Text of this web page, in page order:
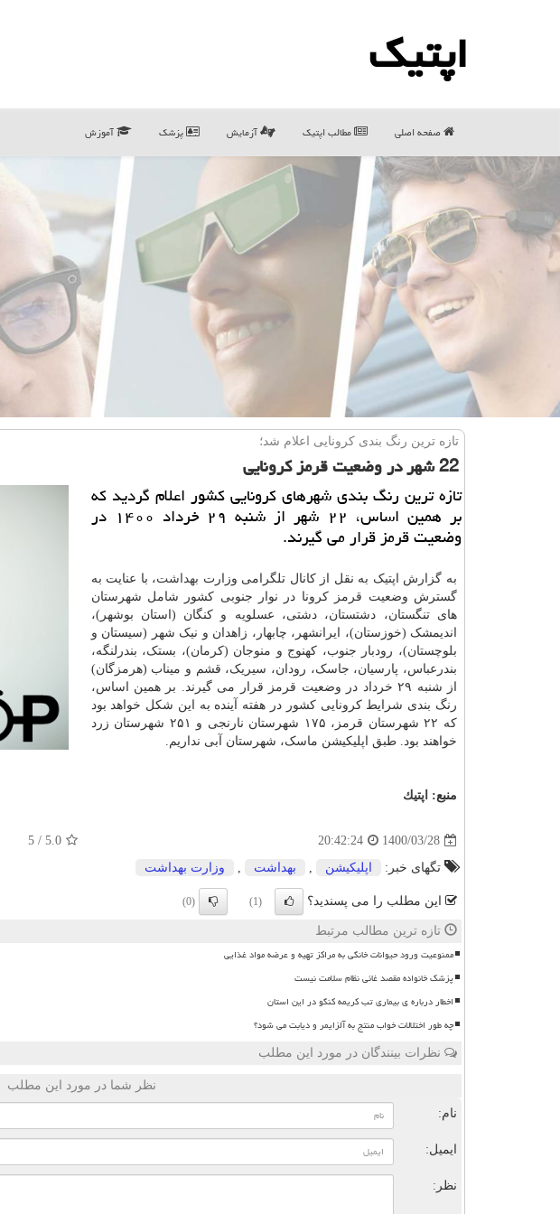
اپتیك
صفحه اصلی مطالب اپتیك آزمایش پزشک آموزش
تازه ترین رنگ بندی كرونایی اعلام شد؛
22 شهر در وضعیت قرمز كرونایی
تازه ترین رنگ بندی شهرهای کرونایی کشور اعلام گردید که
بر همین اساس، ۲۲ شهر از شنبه ۲۹ خرداد ۱۴۰۰ در
وضعیت قرمز قرار می گیرند.
به گزارش اپتیک به نقل از کانال تلگرامی وزارت بهداشت، با عنایت به
گسترش وضعیت قرمز کرونا در نوار جنوبی کشور شامل شهرستان
های تنگستان، دشتستان، دشتی، عسلویه و کنگان (استان بوشهر)،
اندیمشک (خوزستان)، ایرانشهر، چابهار، زاهدان و نیک شهر (سیستان و
بلوچستان)، رودبار جنوب، کهنوج و منوجان (کرمان)، بستک، بندرلنگه،
بندرعباس، پارسیان، جاسک، رودان، سیریک، قشم و میناب (هرمزگان)
از شنبه ۲۹ خرداد در وضعیت قرمز قرار می گیرند. بر همین اساس،
رنگ بندی شرایط کرونایی کشور در هفته آینده به این شکل خواهد بود
که ۲۲ شهرستان قرمز، ۱۷۵ شهرستان نارنجی و ۲۵۱ شهرستان زرد
خواهند بود. طبق اپلیکیشن ماسک، شهرستان آبی نداریم.
منبع: اپتیك
1400/03/28
20:42:24
5.0
/
5
تگهای خبر: اپلیكیشن , بهداشت , وزارت بهداشت
این مطلب را می پسندید؟ (1)
(0)
تازه ترین مطالب مرتبط
ممنوعیت ورود حیوانات خانگی به مراکز تهیه و عرضه مواد غذایی
پزشک خانواده مقصد غائی نظام سلامت نیست
اخطار درباره ی بیماری تب کریمه کنگو در این استان
چه طور اختلالات خواب منتج به آلزایمر و دیابت می شود؟
نظرات بینندگان در مورد این مطلب
نظر شما در مورد این مطلب
نام:
ایمیل:
نظر: